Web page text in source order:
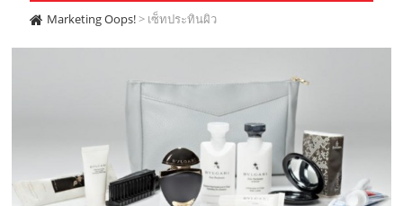
k
.
.
c
a
m
.
c
m
c
o
m
Marketing Oops!> เซ็ทประทินผิว